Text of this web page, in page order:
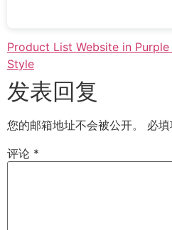
Product List Website in
Style
发表回复
您的邮箱地址不会被公开。 必
评论 *